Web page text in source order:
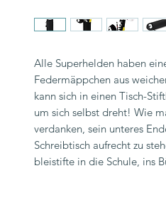
Alle Superhelden haben
Federmäppchen aus
kann sich in einen Tisch-
um sich selbst dreht! Wie
verdanken, sein unteres
Schreibtisch aufrecht zu
bleistifte in die Schule, ins